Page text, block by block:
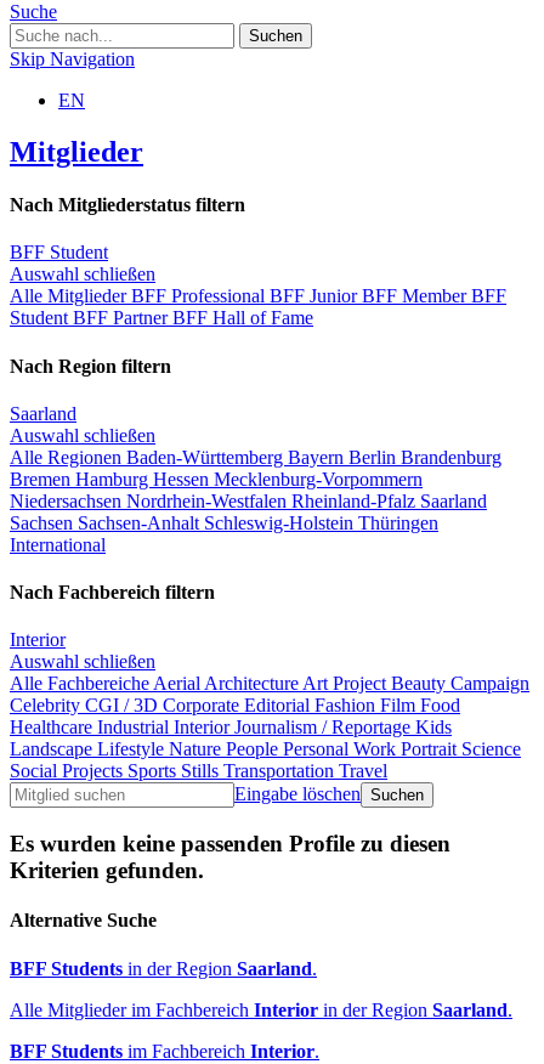
Suche
Skip Navigation
EN
Mitglieder
Nach Mitgliederstatus filtern
BFF Student
Auswahl schließen
Alle MitgliederBFF Professional BFF JuniorBFF MemberBFF
Student BFF PartnerBFF Hall of Fame
Nach Region filtern
Saarland
Auswahl schließen
Alle Regionen Baden-Württemberg Bayern Berlin Brandenburg
Bremen Hamburg Hessen Mecklenburg-Vorpommern
Niedersachsen Nordrhein-Westfalen Rheinland-Pfalz Saarland
Sachsen Sachsen-Anhalt Schleswig-Holstein Thüringen
International
Nach Fachbereich filtern
Interior
Auswahl schließen
Alle Fachbereiche Aerial Architecture Art Project Beauty Campaign
Celebrity CGI / 3D Corporate Editorial Fashion Film Food
Healthcare Industrial InteriorJournalism / Reportage Kids
Landscape Lifestyle Nature People Personal Work Portrait Science
Social Projects Sports Stills Transportation Travel
Eingabe löschen
Es wurden keine passenden Profile zu diesen
Kriterien gefunden.
Alternative Suche
BFF Students in der Region Saarland.
Alle Mitglieder im Fachbereich Interior in der Region Saarland.
BFF Students im Fachbereich Interior.